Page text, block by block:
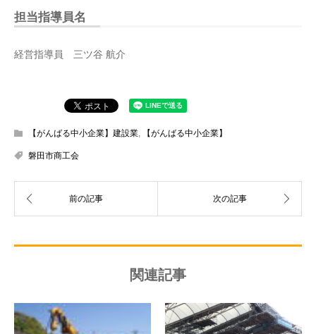
担当指導員名
経営指導員 三ツ谷 航介
【がんばる中小企業】建設業, 【がんばる中小企業】
磐田市商工会
関連記事